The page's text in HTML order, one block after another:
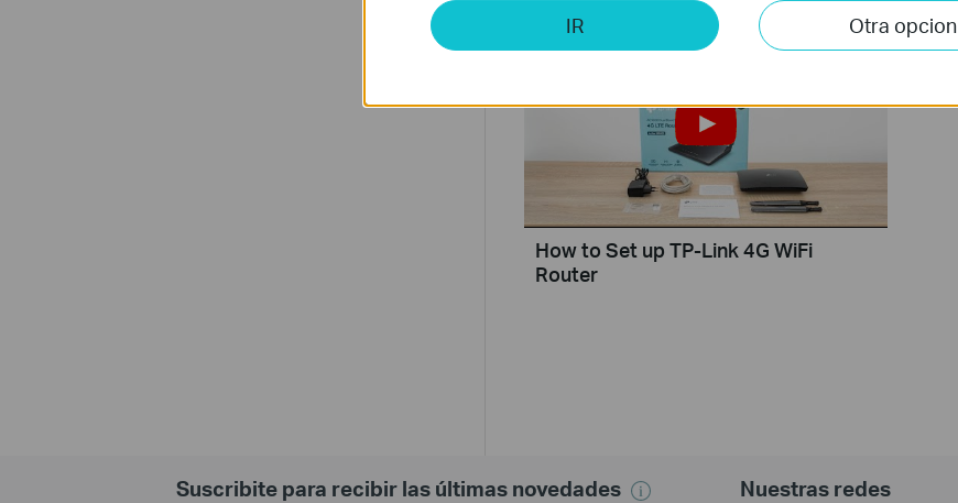
How to Set up TP-Link 4G WiFi
Router
Suscribite para recibir las últimas novedades Nuestras redes
IR Otra opcion